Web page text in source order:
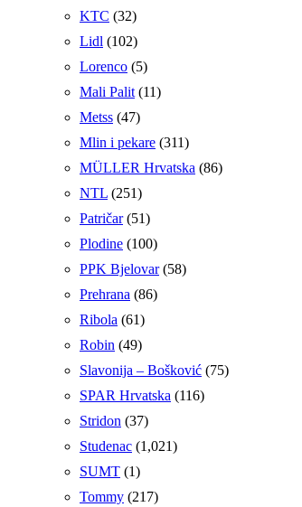
KTC (32)
Lidl (102)
Lorenco (5)
Mali Palit(11)
Metss (47)
Mlin i pekare (311)
MÜLLER Hrvatska (86)
NTL (251)
Patričar(51)
Plodine (100)
PPK Bjelovar(58)
Prehrana (86)
Ribola (61)
Robin (49)
Slavonija – Bošković (75)
SPAR Hrvatska (116)
Stridon (37)
Studenac (1,021)
SUMT (1)
Tommy (217)